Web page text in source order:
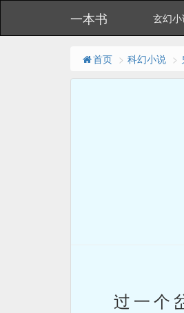
一本书 玄幻
首页 科幻小说
过一个岔